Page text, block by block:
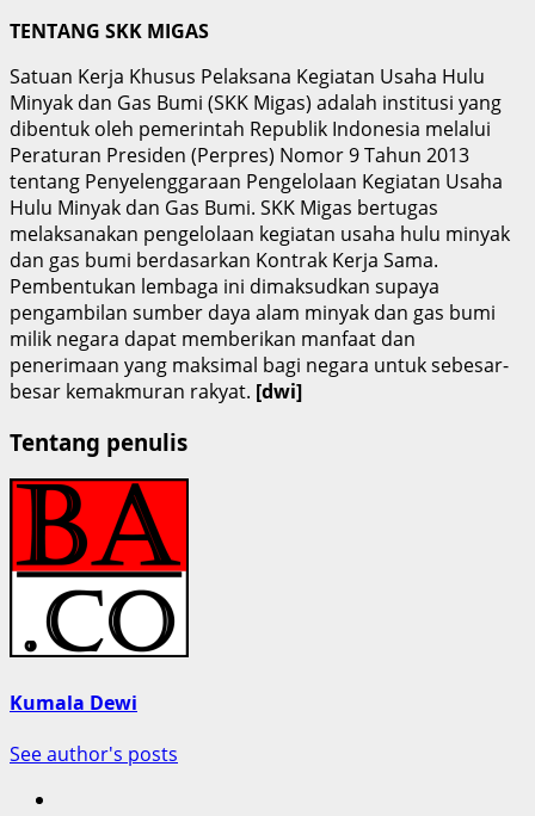
TENTANG SKK MIGAS
Satuan Kerja Khusus Pelaksana Kegiatan Usaha Hulu
Minyak dan Gas Bumi (SKK Migas) adalah institusi yang
dibentuk oleh pemerintah Republik Indonesia melalui
Peraturan Presiden (Perpres) Nomor 9 Tahun 2013
tentang Penyelenggaraan Pengelolaan Kegiatan Usaha
Hulu Minyak dan Gas Bumi. SKK Migas bertugas
melaksanakan pengelolaan kegiatan usaha hulu minyak
dan gas bumi berdasarkan Kontrak Kerja Sama.
Pembentukan lembaga ini dimaksudkan supaya
pengambilan sumber daya alam minyak dan gas bumi
milik negara dapat memberikan manfaat dan
penerimaan yang maksimal bagi negara untuk sebesar-
besar kemakmuran rakyat. [dwi]
Tentang penulis
Kumala Dewi
See author's posts